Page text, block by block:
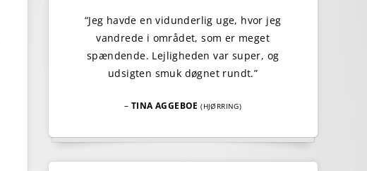
“Jeg havde en vidunderlig uge, hvor jeg
vandrede i området, som er meget
spændende. Lejligheden var super, og
udsigten smuk døgnet rundt.”
– TINA AGGEBOE (HJØRRING)